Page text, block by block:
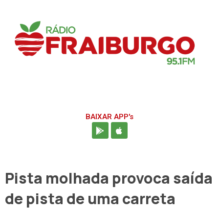
BAIXAR APP's
Pista molhada provoca saída
de pista de uma carreta